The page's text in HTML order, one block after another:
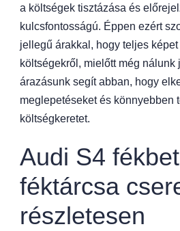
a költségek tisztázása és
kulcsfontosságú. Éppen ezért
jellegű árakkal, hogy teljes
költségekről, mielőtt még nálunk
árazásunk segít abban, hogy
meglepetéseket és könnyebben
költségkeretet.
Audi S4
féktárcsa
részletesen